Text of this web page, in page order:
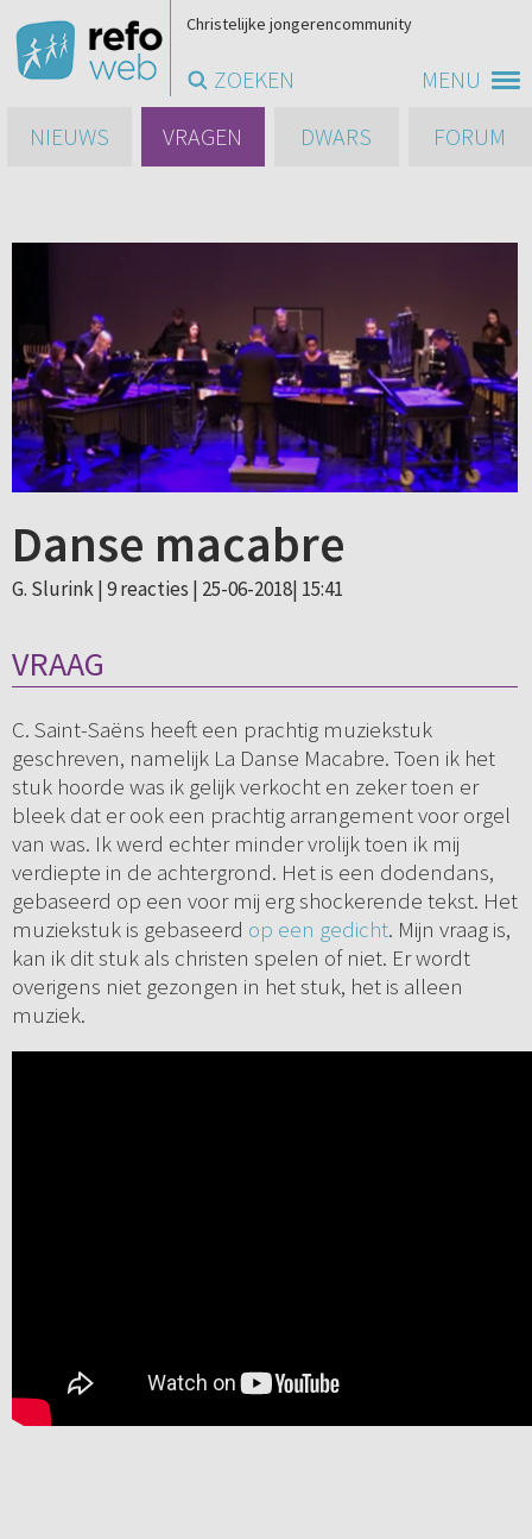
MENU
Christelijke jongerencommunity
ZOEKEN
NIEUWS
VRAGEN DWARS FORUM
Danse macabre
G. Slurink | 9 reacties | 25-06-2018| 15:41
VRAAG
C. Saint-Saëns heeft een prachtig muziekstuk
geschreven, namelijk La Danse Macabre. Toen ik het
stuk hoorde was ik gelijk verkocht en zeker toen er
bleek dat er ook een prachtig arrangement voor orgel
van was. Ik werd echter minder vrolijk toen ik mij
verdiepte in de achtergrond. Het is een dodendans,
gebaseerd op een voor mij erg shockerende tekst. Het
muziekstuk is gebaseerd op een gedicht. Mijn vraag is,
kan ik dit stuk als christen spelen of niet. Er wordt
overigens niet gezongen in het stuk, het is alleen
muziek.